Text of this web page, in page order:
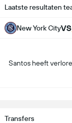
Laatste resultaten
New York CityVS
Santos heeft
Transfers